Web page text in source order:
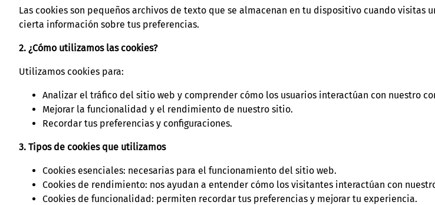
Las cookies son pequeños archivos de texto que se almacenan en tu dispositivo cuando
cierta información sobre tus preferencias.
2. ¿Cómo utilizamos las cookies?
Utilizamos cookies para:
Analizar el tráfico del sitio web y comprender cómo los usuarios interactúan con nuestro
Mejorar la funcionalidad y el rendimiento de nuestro sitio.
Recordar tus preferencias y configuraciones.
3. Tipos de cookies que utilizamos
Cookies esenciales: necesarias para el funcionamiento del sitio web.
Cookies de rendimiento: nos ayudan a entender cómo los visitantes interactúan con
Cookies de funcionalidad: permiten recordar tus preferencias y mejorar tu experiencia.